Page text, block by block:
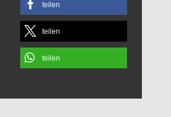
teilen
teilen
teilen